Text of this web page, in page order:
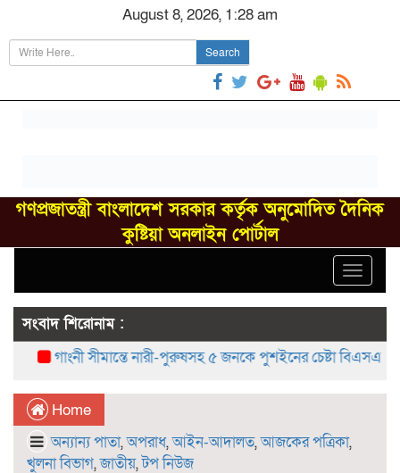
August 8, 2026, 1:28 am
Search
গণপ্রজাতন্ত্রী বাংলাদেশ সরকার কর্তৃক অনুমোদিত দৈনিক
কুষ্টিয়া অনলাইন পোর্টাল
Toggle
সংবাদ শিরোনাম :
গাংনী সীমান্তে নারী-পুরুষসহ ৫ জনকে পুশইনের চেষ্টা বিএসএফের,
Home
অন্যান্য পাতা,অপরাধ,আইন-আদালত,আজকের পত্রিকা,
খুলনা বিভাগ,জাতীয়,টপ নিউজ